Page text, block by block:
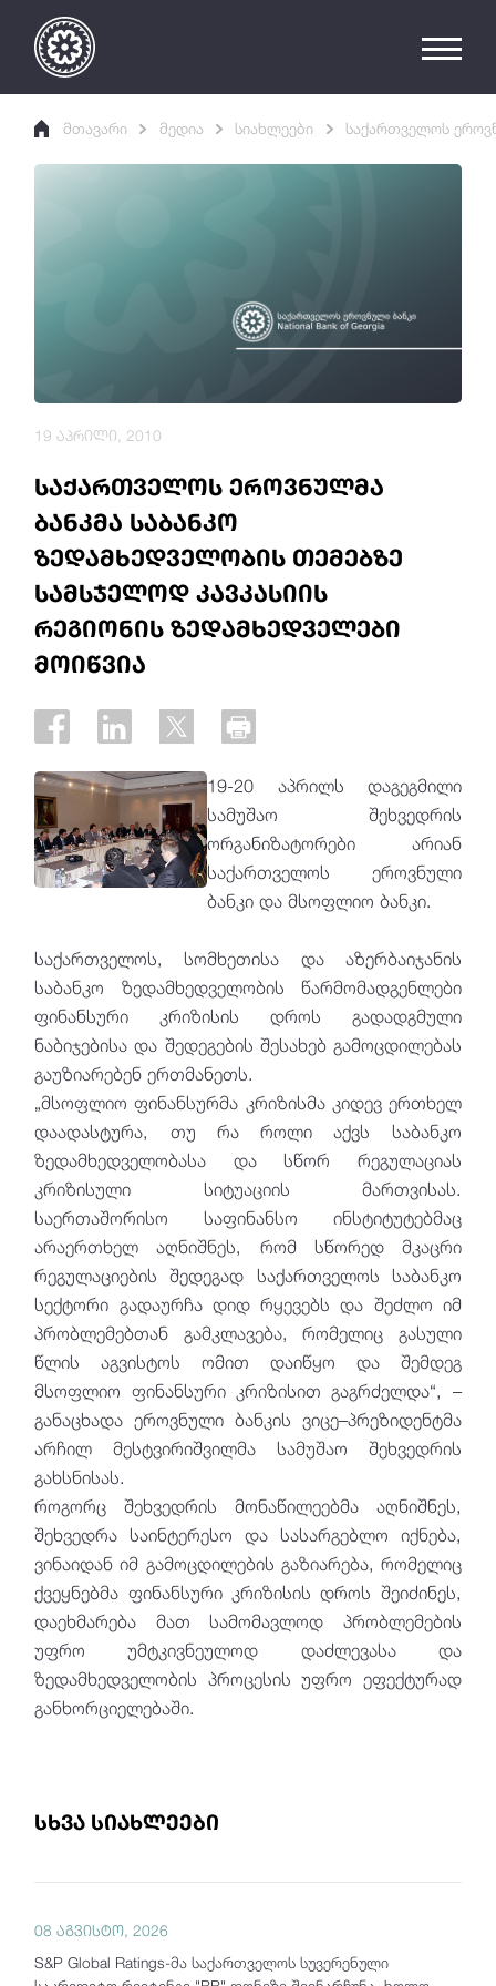
მთავარი მედია სიახლეები საქართველოს
საქართველოს ეროვნულმა
ბანკმა საბანკო
ზედამხედველობის თემებზე
სამსჯელოდ კავკასიის
რეგიონის ზედამხედველები
მოიწვია
19 აპრილი, 2010
19-20 აპრილს დაგეგმილი
სამუშაო შეხვედრის
ორგანიზატორები არიან
საქართველოს ეროვნული
ბანკი და მსოფლიო ბანკი.
საქართველოს, სომხეთისა და აზერბაიჯანის
საბანკო ზედამხედველობის წარმომადგენლები
ფინანსური კრიზისის დროს გადადგმული
ნაბიჯებისა და შედეგების შესახებ გამოცდილებას
გაუზიარებენ ერთმანეთს.
„მსოფლიო ფინანსურმა კრიზისმა კიდევ ერთხელ
დაადასტურა, თუ რა როლი აქვს საბანკო
ზედამხედველობასა და სწორ რეგულაციას
კრიზისული სიტუაციის მართვისას.
საერთაშორისო საფინანსო ინსტიტუტებმაც
არაერთხელ აღნიშნეს, რომ სწორედ მკაცრი
რეგულაციების შედეგად საქართველოს საბანკო
სექტორი გადაურჩა დიდ რყევებს და შეძლო იმ
პრობლემებთან გამკლავება, რომელიც გასული
წლის აგვისტოს ომით დაიწყო და შემდეგ
მსოფლიო ფინანსური კრიზისით გაგრძელდა“, –
განაცხადა ეროვნული ბანკის ვიცე–პრეზიდენტმა
არჩილ მესტვირიშვილმა სამუშაო შეხვედრის
გახსნისას.
როგორც შეხვედრის მონაწილეებმა აღნიშნეს,
შეხვედრა საინტერესო და სასარგებლო იქნება,
ვინაიდან იმ გამოცდილების გაზიარება, რომელიც
ქვეყნებმა ფინანსური კრიზისის დროს შეიძინეს,
დაეხმარება მათ სამომავლოდ პრობლემების
უფრო უმტკივნეულოდ დაძლევასა და
ზედამხედველობის პროცესის უფრო ეფექტურად
განხორციელებაში.
სხვა სიახლეები
08 აგვისტო, 2026
S&P Global Ratings-მა საქართველოს სუვერენული